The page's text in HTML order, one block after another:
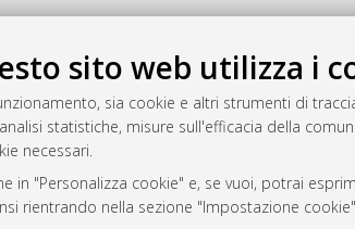
sito web utilizza i
sia cookie e altri strumenti di
statistiche, misure sull'efficacia della
necessari.
in "Personalizza cookie" e, se vuoi, potrai
rientrando nella sezione "Impostazione
2007-2026.